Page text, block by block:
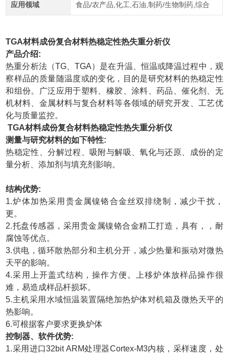
应用领域 食品/农产品,化工,石油,制药/生物制药,综合
TGA材料成份复合材料热稳定性热失重分析仪
产品介绍:
热重分析法（TG、TGA）是在升温、恒温或降温过程中，观
察样品的质量随温度或的变化，目的是研究材料的热稳定性
和组份。广泛应用于塑料、橡胶、涂料、药品、催化剂、无
机材料、金属材料与复合材料等各领域的研究开发、工艺优
化与质量监控。
TGA材料成份复合材料热稳定性热失重分析仪
测量与研究材料的如下特性:
热稳定性、分解过程、吸附与解吸、氧化与还原、成份的定
量分析、添加剂与填充剂影响。
结构优势:
1.炉体加热采用贵金属镍铬合金丝双排绕制，减少干扰，
更。
2.托盘传感器，采用贵金属镍铬合金精工打造，具有，，耐
腐蚀等优点。
3.供电，循环散热部分和主机分开，减少热量和振动对微热
天平的影响。
4.采用上开盖式结构，操作方便。上移炉体放样品操作很
难，易造成样品杆损坏。
5.主机采用水域恒温装置隔绝加热炉体对机箱及微热天平的
热影响。
6.可根据客户要求更换炉体
控制器、软件优势:
1.采用进口32bit ARM处理器Cortex-M3内核，采样速度，处